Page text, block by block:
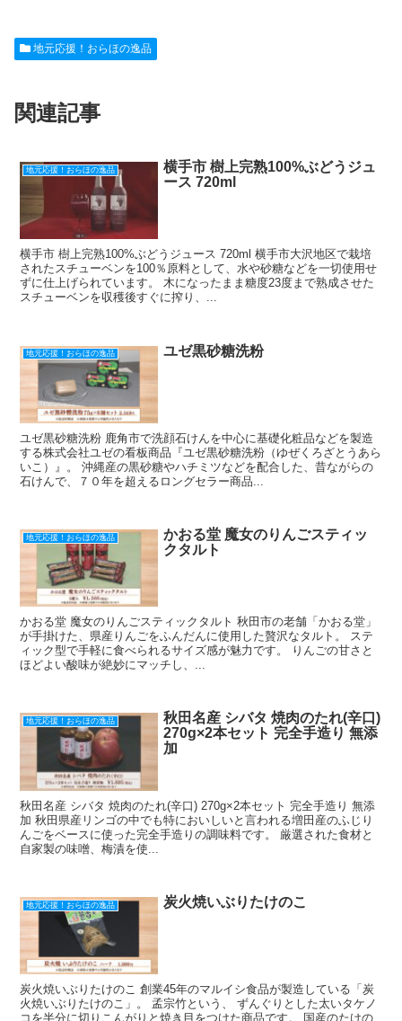
e
o
o
k
n
et
地元応援！おらほの逸品
関連記事
地元応援！おらほの逸品
横手市 樹上完熟100%ぶどうジュ
ース 720ml
横手市 樹上完熟100%ぶどうジュース 720ml 横手市大沢地区で栽培
されたスチューベンを100％原料として、水や砂糖などを一切使用せ
ずに仕上げられています。 木になったまま糖度23度まで熟成させた
スチューベンを収穫後すぐに搾り、...
地元応援！おらほの逸品 ユゼ黒砂糖洗粉
ユゼ黒砂糖洗粉 鹿角市で洗顔石けんを中心に基礎化粧品などを製造
する株式会社ユゼの看板商品『ユゼ黒砂糖洗粉（ゆぜくろざとうあら
いこ）』。 沖縄産の黒砂糖やハチミツなどを配合した、昔ながらの
石けんで、７０年を超えるロングセラー商品...
地元応援！おらほの逸品
かおる堂 魔女のりんごスティッ
クタルト
かおる堂 魔女のりんごスティックタルト 秋田市の老舗「かおる堂」
が手掛けた、県産りんごをふんだんに使用した贅沢なタルト。 ステ
ィック型で手軽に食べられるサイズ感が魅力です。 りんごの甘さと
ほどよい酸味が絶妙にマッチし、...
地元応援！おらほの逸品
秋田名産 シバタ 焼肉のたれ(辛口)
270g×2本セット 完全手造り 無添
加
秋田名産 シバタ 焼肉のたれ(辛口) 270g×2本セット 完全手造り 無添
加 秋田県産リンゴの中でも特においしいと言われる増田産のふじり
んごをベースに使った完全手造りの調味料です。 厳選された食材と
自家製の味噌、梅漬を使...
地元応援！おらほの逸品 炭火焼いぶりたけのこ
炭火焼いぶりたけのこ 創業45年のマルイシ食品が製造している「炭
火焼いぶりたけのこ」。 孟宗竹という、 ずんぐりとした太いタケノ
コを半分に切りこんがりと焼き目をつけた商品です。 国産のたけの